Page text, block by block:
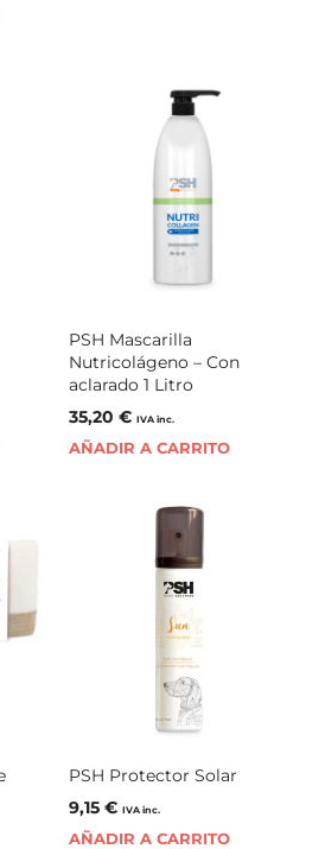
PSH Mascarilla
Nutricolágeno – Con
aclarado 1 Litro
35,20 € IVA inc.
AÑADIR A CARRITO
PSH Protector Solar
9,15 € IVA inc.
AÑADIR A CARRITO